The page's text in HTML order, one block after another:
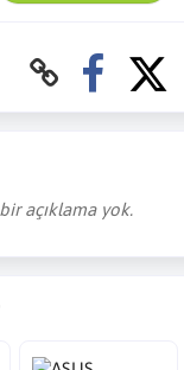
açıklama yok.